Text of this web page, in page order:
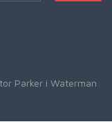
Parker i Waterman